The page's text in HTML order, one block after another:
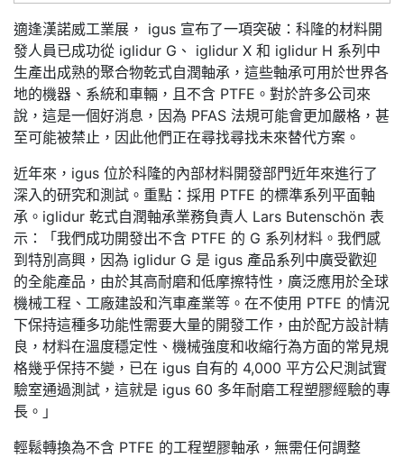
適逢漢諾威工業展， igus 宣布了一項突破：科隆的材料開
發人員已成功從 iglidur G、 iglidur X 和 iglidur H 系列中
生產出成熟的聚合物乾式自潤軸承，這些軸承可用於世界各
地的機器、系統和車輛，且不含 PTFE。對於許多公司來
說，這是一個好消息，因為 PFAS 法規可能會更加嚴格，甚
至可能被禁止，因此他們正在尋找尋找未來替代方案。
近年來，igus 位於科隆的內部材料開發部門近年來進行了
深入的研究和測試。重點：採用 PTFE 的標準系列平面軸
承。iglidur 乾式自潤軸承業務負責人 Lars Butenschön 表
示：「我們成功開發出不含 PTFE 的 G 系列材料。我們感
到特別高興，因為 iglidur G 是 igus 產品系列中廣受歡迎
的全能產品，由於其高耐磨和低摩擦特性，廣泛應用於全球
機械工程、工廠建設和汽車產業等。在不使用 PTFE 的情況
下保持這種多功能性需要大量的開發工作，由於配方設計精
良，材料在溫度穩定性、機械強度和收縮行為方面的常見規
格幾乎保持不變，已在 igus 自有的 4,000 平方公尺測試實
驗室通過測試，這就是 igus 60 多年耐磨工程塑膠經驗的專
長。」
輕鬆轉換為不含 PTFE 的工程塑膠軸承，無需任何調整